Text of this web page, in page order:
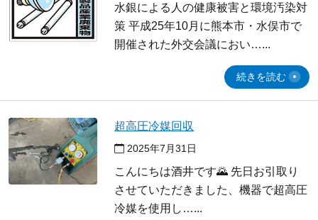
水銀による人の健康被害と環境汚染対
策 平成25年10月に熊本市・水俣市で
開催された外交会議におい…
続きを読む
超高圧冷媒回収
2025年7月31日
こんにちは酒井です🌄 先日お引取り
させていただきました、機器で超高圧
冷媒を使用し…